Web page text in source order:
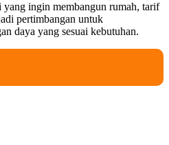
ingin membangun rumah, tarif
pertimbangan untuk
daya yang sesuai kebutuhan.